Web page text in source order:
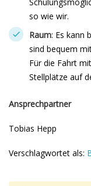
so wie wir.
Raum: Es kann
sind bequem
Für die Fahrt
Stellplätze auf
Ansprechpartner
Tobias Hepp
Verschlagwortet als: